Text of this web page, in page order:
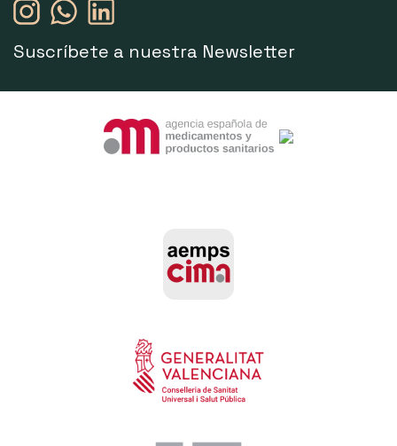
Suscríbete a nuestra Newsletter